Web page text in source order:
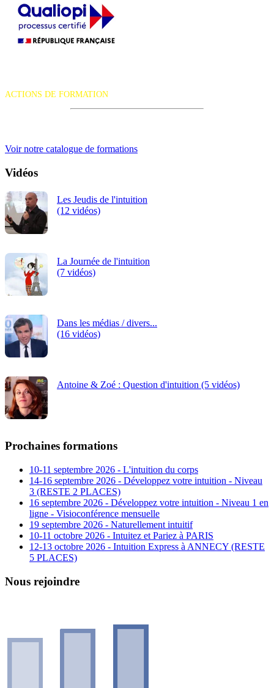
ACTIONS DE FORMATION
Voir notre catalogue de formations
Vidéos
Les Jeudis de l'intuition
(12 vidéos)
La Journée de l'intuition
(7 vidéos)
Dans les médias / divers...
(16 vidéos)
Antoine & Zoé : Question d'intuition (5 vidéos)
Prochaines formations
10-11 septembre 2026 - L'intuition du corps
14-16 septembre 2026 - Développez votre intuition - Niveau
3 (RESTE 2 PLACES)
16 septembre 2026 - Développez votre intuition - Niveau 1 en
ligne - Visioconférence mensuelle
19 septembre 2026 - Naturellement intuitif
10-11 octobre 2026 - Intuitez et Pariez à PARIS
12-13 octobre 2026 - Intuition Express à ANNECY (RESTE
5 PLACES)
Nous rejoindre